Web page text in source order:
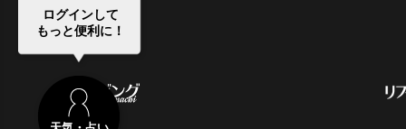
ログインして
もっと便利に！